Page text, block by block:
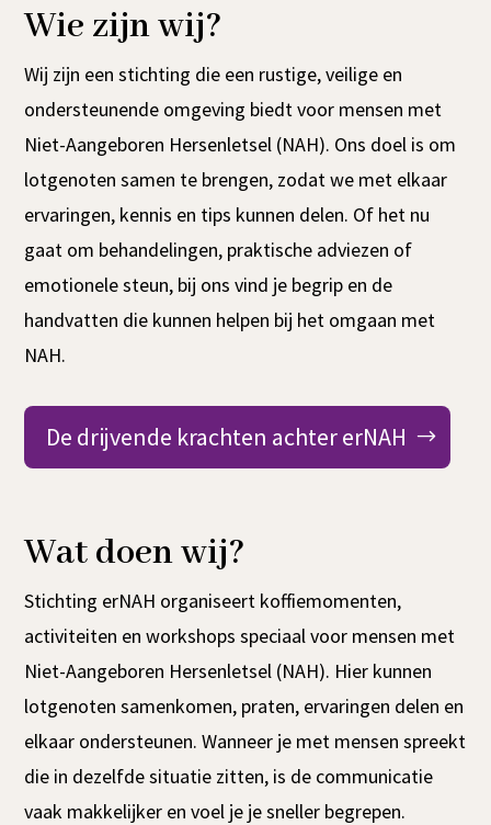
Wie zijn wij?
Wij zijn een stichting die een rustige, veilige en
ondersteunende omgeving biedt voor mensen met
Niet-Aangeboren Hersenletsel (NAH). Ons doel is om
lotgenoten samen te brengen, zodat we met elkaar
ervaringen, kennis en tips kunnen delen. Of het nu
gaat om behandelingen, praktische adviezen of
emotionele steun, bij ons vind je begrip en de
handvatten die kunnen helpen bij het omgaan met
NAH.
De drijvende krachten achter erNAH
Wat doen wij?
Stichting erNAH organiseert koffiemomenten,
activiteiten en workshops speciaal voor mensen met
Niet-Aangeboren Hersenletsel (NAH). Hier kunnen
lotgenoten samenkomen, praten, ervaringen delen en
elkaar ondersteunen. Wanneer je met mensen spreekt
die in dezelfde situatie zitten, is de communicatie
vaak makkelijker en voel je je sneller begrepen.